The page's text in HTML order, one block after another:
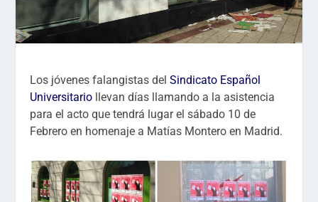
Los jóvenes falangistas delSindicato Español
Universitario llevan días llamando a la asistencia
para el acto que tendrá lugar el sábado 10 de
Febrero en homenaje a Matías Montero en Madrid.